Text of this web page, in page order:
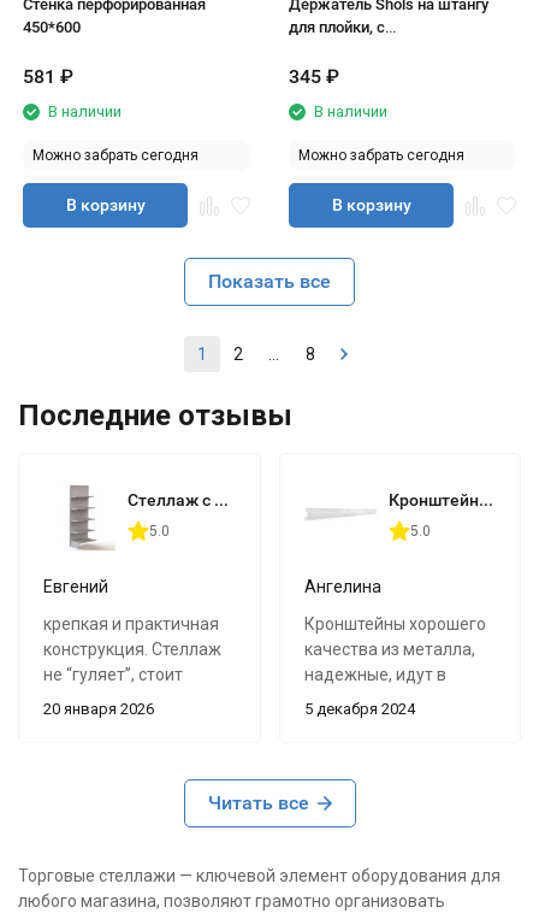
Стенка перфорированная
450*600
581 ₽
В наличии
Можно забрать сегодня
В корзину
Держатель Shols на штангу
для плойки, с
345 ₽
В наличии
Можно забрать сегодня
В корзину
Показать все
1 2 8
Последние отзывы
Стеллаж с европолками 900х600х2350мм (30+3*40+50)
5.0
Евгений
крепкая и практичная
конструкция. Стеллаж
не “гуляет”, стоит
устойчиво - загружены
скручивается и не
“заваливается”. Размер
высокий (2350 мм) - в
складов.
20 января 2026
Кронштейн 400 мм
5.0
Ангелина
Кронштейны хорошего
качества из металла,
надежные, идут в
комплекте с торговыми
5 декабря 2024
Читать все
Торговые стеллажи — ключевой элемент оборудования для
любого магазина, позволяют грамотно организовать